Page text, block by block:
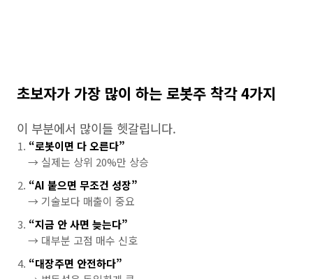
초보자가 가장 많이 하는 로봇주 착각 4가지
이 부분에서 많이들 헷갈립니다.
“로봇이면 다 오른다”
→ 실제는 상위 20%만 상승
“AI 붙으면 무조건 성장”
→ 기술보다 매출이 중요
“지금 안 사면 늦는다”
→ 대부분 고점 매수 신호
“대장주면 안전하다”